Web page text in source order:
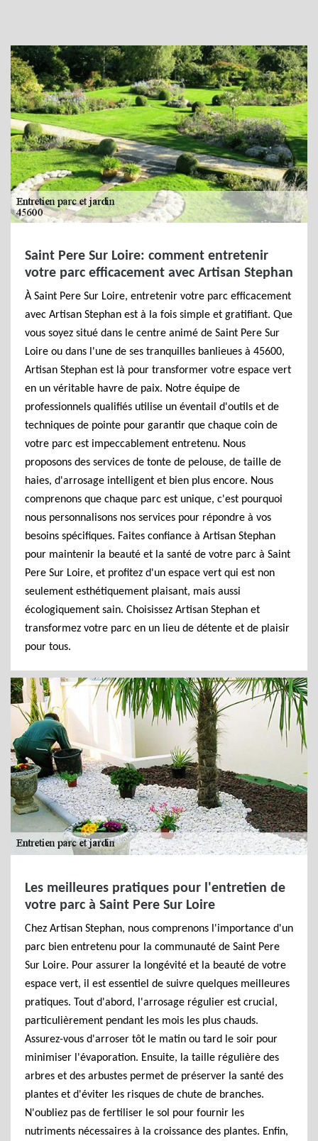
Saint Pere Sur Loire: comment entretenir
votre parc efficacement avec Artisan Stephan
À Saint Pere Sur Loire, entretenir votre parc efficacement
avec Artisan Stephan est à la fois simple et gratifiant. Que
vous soyez situé dans le centre animé de Saint Pere Sur
Loire ou dans l'une de ses tranquilles banlieues à 45600,
Artisan Stephan est là pour transformer votre espace vert
en un véritable havre de paix. Notre équipe de
professionnels qualifiés utilise un éventail d'outils et de
techniques de pointe pour garantir que chaque coin de
votre parc est impeccablement entretenu. Nous
proposons des services de tonte de pelouse, de taille de
haies, d'arrosage intelligent et bien plus encore. Nous
comprenons que chaque parc est unique, c'est pourquoi
nous personnalisons nos services pour répondre à vos
besoins spécifiques. Faites confiance à Artisan Stephan
pour maintenir la beauté et la santé de votre parc à Saint
Pere Sur Loire, et profitez d'un espace vert qui est non
seulement esthétiquement plaisant, mais aussi
écologiquement sain. Choisissez Artisan Stephan et
transformez votre parc en un lieu de détente et de plaisir
pour tous.
Les meilleures pratiques pour l'entretien de
votre parc à Saint Pere Sur Loire
Chez Artisan Stephan, nous comprenons l'importance d'un
parc bien entretenu pour la communauté de Saint Pere
Sur Loire. Pour assurer la longévité et la beauté de votre
espace vert, il est essentiel de suivre quelques meilleures
pratiques. Tout d'abord, l'arrosage régulier est crucial,
particulièrement pendant les mois les plus chauds.
Assurez-vous d'arroser tôt le matin ou tard le soir pour
minimiser l'évaporation. Ensuite, la taille régulière des
arbres et des arbustes permet de préserver la santé des
plantes et d'éviter les risques de chute de branches.
N'oubliez pas de fertiliser le sol pour fournir les
nutriments nécessaires à la croissance des plantes. Enfin,